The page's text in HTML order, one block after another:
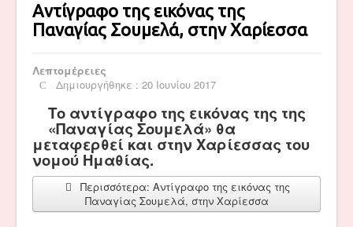
Αντίγραφο της εικόνας της
Παναγίας Σουμελά, στην Χαρίεσσα
Λεπτομέρειες
Δημιουργήθηκε : 20 Ιουνίου 2017
Το αντίγραφο της εικόνας της της
«Παναγίας Σουμελά» θα
μεταφερθεί και στην Χαρίεσσας του
νομού Ημαθίας.
Περισσότερα: Αντίγραφο της εικόνας της
Παναγίας Σουμελά, στην Χαρίεσσα